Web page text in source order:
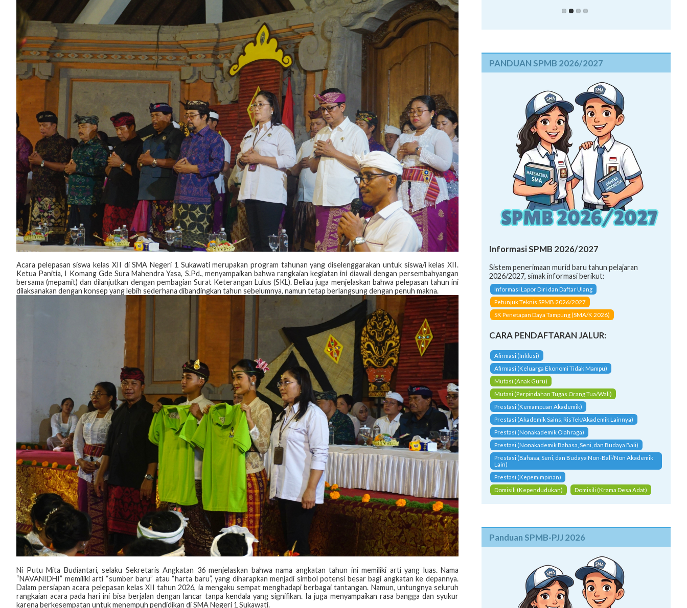
Acara pelepasan siswa kelas XII di SMA Negeri 1 Sukawati merupakan program tahunan yang diselenggarakan untuk siswa/i kelas XII.
Ketua Panitia, I Komang Gde Sura Mahendra Yasa, S.Pd., menyampaikan bahwa rangkaian kegiatan ini diawali dengan persembahyangan
bersama (mepamit) dan dilanjutkan dengan pembagian Surat Keterangan Lulus (SKL). Beliau juga menjelaskan bahwa pelepasan tahun ini
dilaksanakan dengan konsep yang lebih sederhana dibandingkan tahun sebelumnya, namun tetap berlangsung dengan penuh makna.
‎Ni Putu Mita Budiantari, selaku Sekretaris Angkatan 36 menjelaskan bahwa nama angkatan tahun ini memiliki arti yang luas. Nama
“NAVANIDHI” memiliki arti “sumber baru” atau “harta baru”, yang diharapkan menjadi simbol potensi besar bagi angkatan ke depannya.
Dalam persiapan acara pelepasan kelas XII tahun 2026, ia mengaku sempat menghadapi berbagai tantangan. Namun, untungnya seluruh
rangkaian acara pada hari ini bisa berjalan dengan lancar tanpa kendala yang signifikan. Ia juga menyampaikan rasa bangga dan syukur
karena berkesempatan untuk menempuh pendidikan di SMA Negeri 1 Sukawati.
PANDUAN SPMB 2026/2027
Informasi SPMB 2026/2027
Sistem penerimaan murid baru tahun pelajaran
2026/2027, simak informasi berikut:
Informasi Lapor Diri dan Daftar Ulang
Petunjuk Teknis SPMB 2026/2027
SK Penetapan Daya Tampung (SMA/K 2026)
CARA PENDAFTARAN JALUR:
Afirmasi (Inklusi)
Afirmasi (Keluarga Ekonomi Tidak Mampu)
Mutasi (Anak Guru)
Mutasi (Perpindahan Tugas Orang Tua/Wali)
Prestasi (Kemampuan Akademik)
Prestasi (Akademik Sains, RisTek/Akademik Lainnya)
Prestasi (Nonakademik Olahraga)
Prestasi (Nonakademik Bahasa, Seni, dan Budaya Bali)
Prestasi (Bahasa, Seni, dan Budaya Non-Bali/Non Akademik
Lain)
Prestasi (Kepemimpinan)
Domisili (Kependudukan)
Domisili (Krama Desa Adat)
Panduan SPMB-PJJ 2026